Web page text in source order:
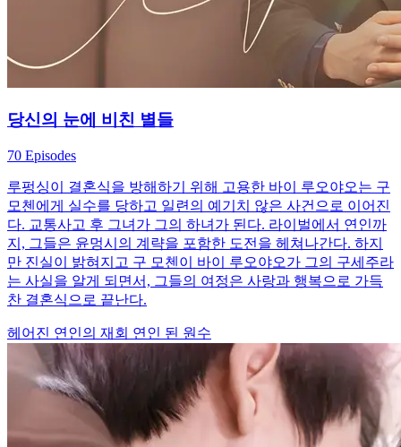
당신의 눈에 비친 별들
70 Episodes
루펑싱이 결혼식을 방해하기 위해 고용한 바이 루오야오는 구
모첸에게 실수를 당하고 일련의 예기치 않은 사건으로 이어진
다. 교통사고 후 그녀가 그의 하녀가 된다. 라이벌에서 연인까
지, 그들은 윤멍시의 계략을 포함한 도전을 헤쳐나간다. 하지
만 진실이 밝혀지고 구 모첸이 바이 루오야오가 그의 구세주라
는 사실을 알게 되면서, 그들의 여정은 사랑과 행복으로 가득
찬 결혼식으로 끝난다.
헤어진 연인의 재회 연인 된 원수